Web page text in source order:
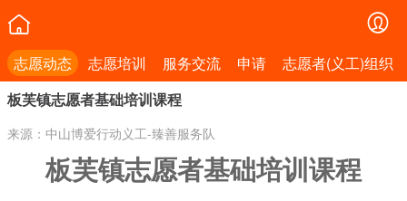
志愿动态 志愿培训 服务交流 申请
志愿者(义工)组织
板芙镇志愿者基础培训课程
来源：中山博爱行动义工-臻善服务队
板芙镇志愿者基础培训课程